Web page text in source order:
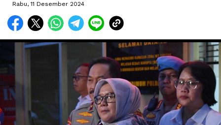
Rabu, 11 Desember 2024